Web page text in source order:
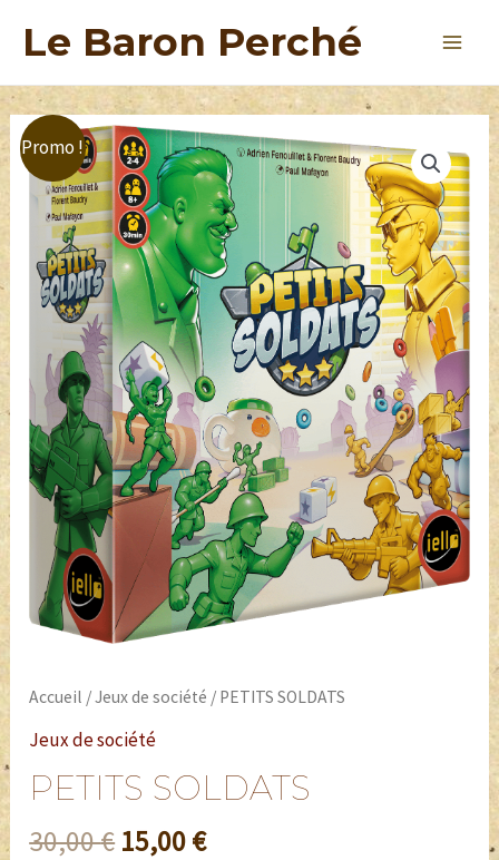
Le Baron Perché
Promo !
Accueil /Jeux de société / PETITS SOLDATS
Jeux de société
PETITS SOLDATS
30,00€ 15,00€